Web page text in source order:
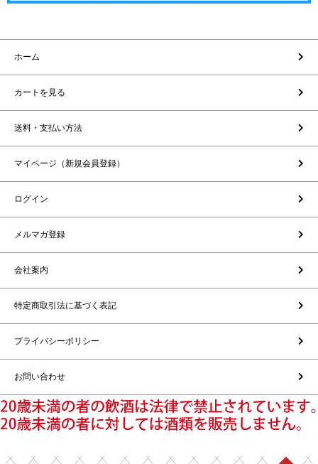
ホーム
カートを見る
送料・支払い方法
マイページ（新規会員登録）
ログイン
メルマガ登録
会社案内
特定商取引法に基づく表記
プライバシーポリシー
お問い合わせ